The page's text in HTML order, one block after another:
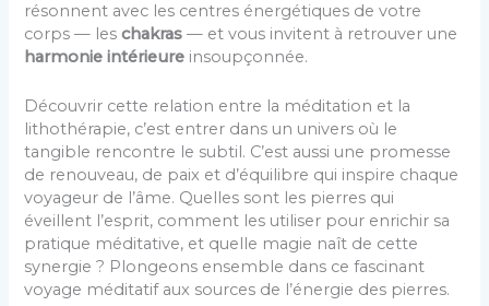
résonnent avec les centres énergétiques de votre
corps — leschakras — et vous invitent à retrouver une
harmonie intérieure insoupçonnée.
Découvrir cette relation entre la méditation et la
lithothérapie, c’est entrer dans un univers où le
tangible rencontre le subtil. C’est aussi une promesse
de renouveau, de paix et d’équilibre qui inspire chaque
voyageur de l’âme. Quelles sont les pierres qui
éveillent l’esprit, comment les utiliser pour enrichir sa
pratique méditative, et quelle magie naît de cette
synergie ? Plongeons ensemble dans ce fascinant
voyage méditatif aux sources de l’énergie des pierres.